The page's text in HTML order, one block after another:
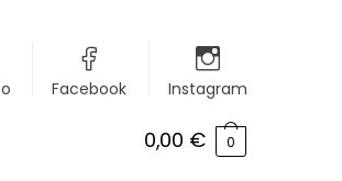
Facebook Instagram
0,00 € 0